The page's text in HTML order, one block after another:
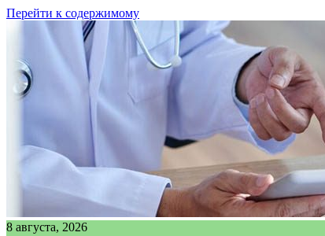
Перейти к содержимому
8 августа, 2026